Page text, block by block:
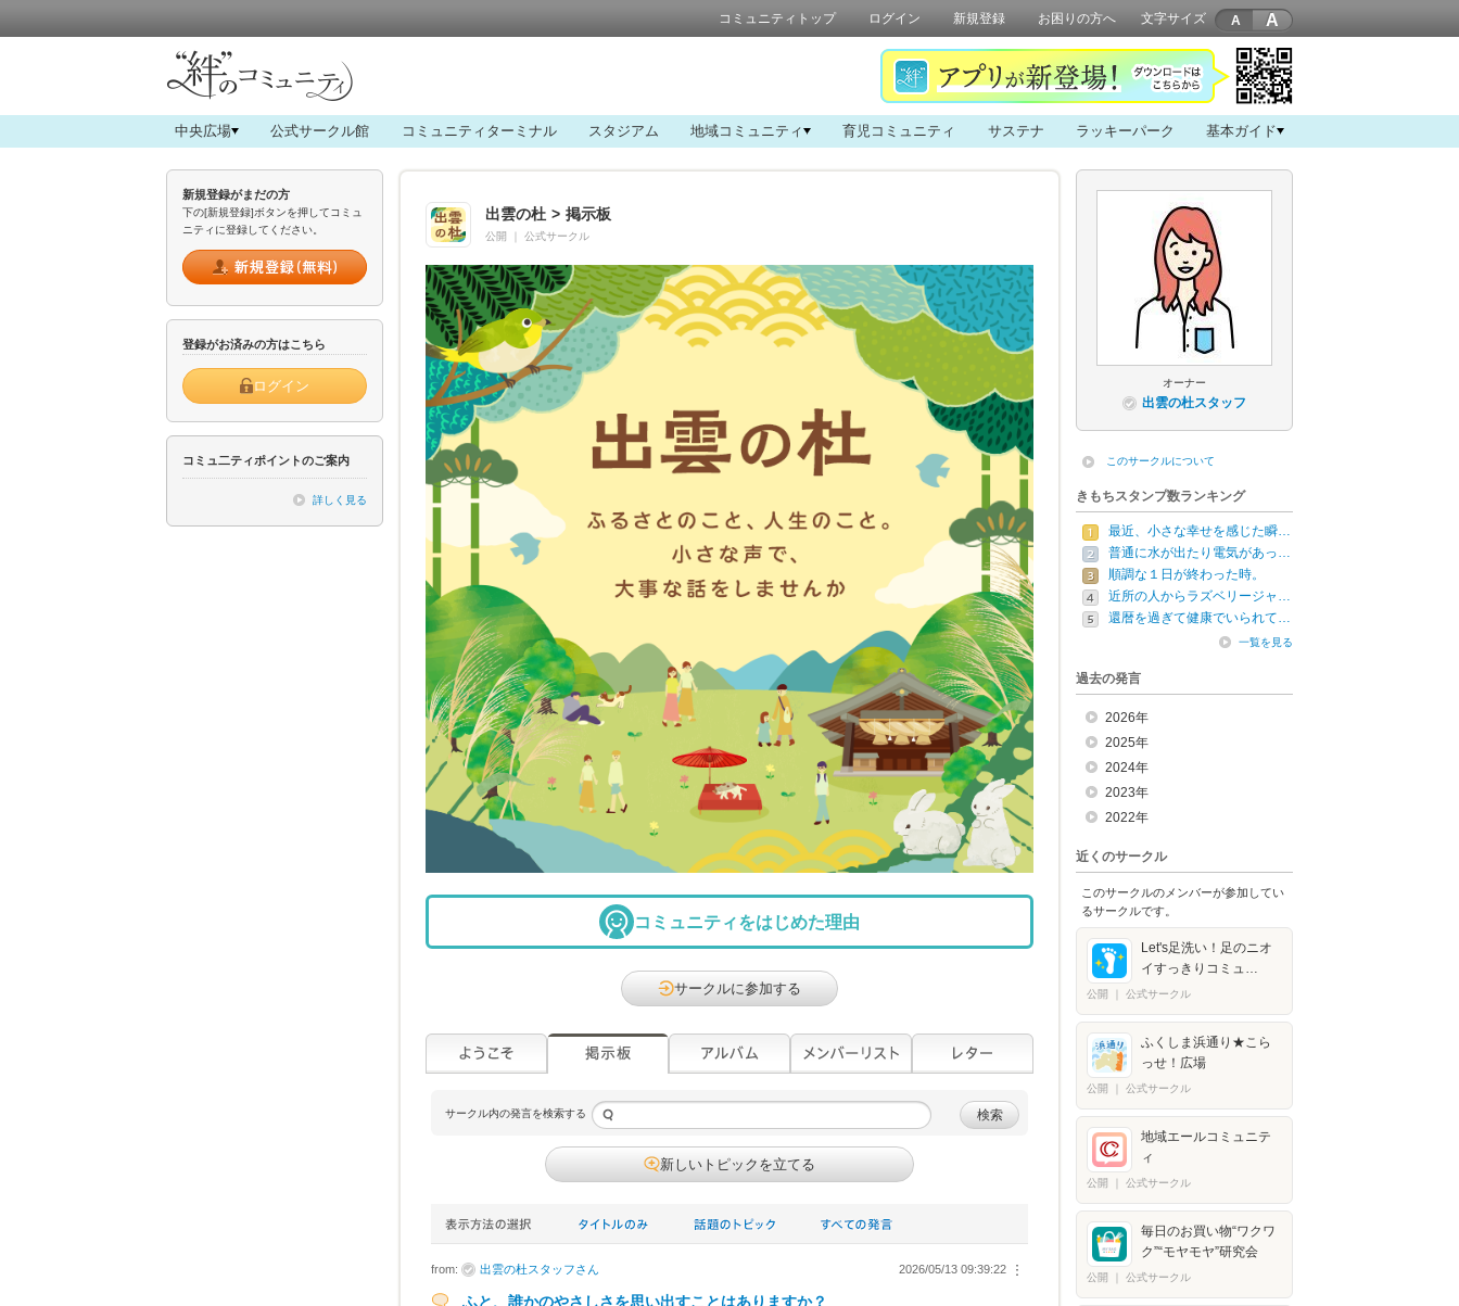
コミュニティトップ ログイン 新規登録 お困りの方へ 文字サイズ A
中央広場 公式サークル館 コミュニティターミナル スタジアム 地域コミュニティ 育児コミュニティ サステナ ラッキーパーク 基本ガイド
新規登録がまだの方
下の[新規登録]ボタンを押してコミュ
ニティに登録してください。
登録がお済みの方はこちら
ログイン
コミュ二ティポイントのご案内
詳しく見る
出雲の杜 > 掲示板
公開 公式サークル
コミュニティをはじめた理由
サークルに参加する
サークル内の発言を検索する 検索
新しいトピックを立てる
from: 出雲の杜スタッフさん ︙
2026/05/13 09:39:22
ふと、誰かのやさしさを思い出すことはありますか？
オーナー
出雲の杜スタッフ
このサークルについて
きもちスタンプ数ランキング
最近、小さな幸せを感じた瞬…
普通に水が出たり電気があっ…
順調な１日が終わった時。
近所の人からラズベリージャ…
還暦を過ぎて健康でいられて…
一覧を見る
過去の発言
2026年
2025年
2024年
2023年
2022年
近くのサークル
このサークルのメンバーが参加してい
るサークルです。
Let's足洗い！足のニオ
イすっきりコミュ…
公開 公式サークル
ふくしま浜通り★こら
っせ！広場
公開 公式サークル
地域エールコミュニテ
ィ
公開 公式サークル
毎日のお買い物“ワクワ
ク”“モヤモヤ”研究会
公開 公式サークル